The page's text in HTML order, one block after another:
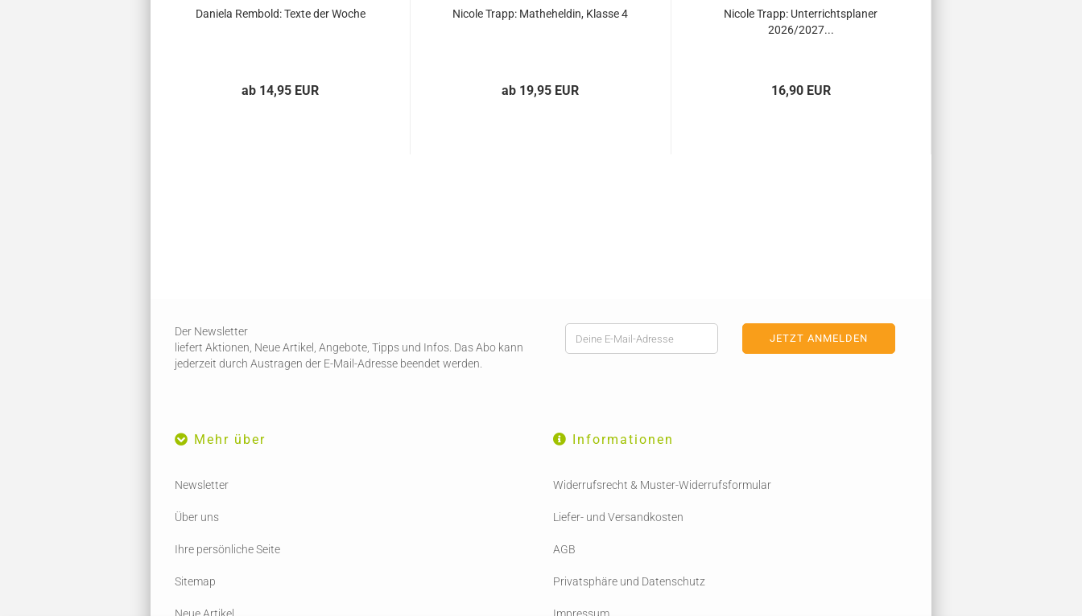
Daniela Rembold: Texte der Woche
ab 14,95 EUR
Nicole Trapp: Matheheldin, Klasse 4
ab 19,95 EUR
Nicole Trapp: Unterrichtsplaner
2026/2027...
16,90 EUR
Der Newsletter
liefert Aktionen, Neue Artikel, Angebote, Tipps und Infos. Das Abo kann
jederzeit durch Austragen der E-Mail-Adresse beendet werden.
Mehr über
Newsletter
Über uns
Ihre persönliche Seite
Sitemap
Informationen
Widerrufsrecht & Muster-Widerrufsformular
Liefer- und Versandkosten
AGB
Privatsphäre und Datenschutz